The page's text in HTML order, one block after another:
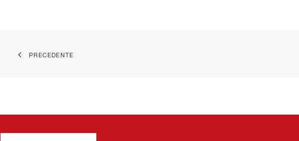
PRECEDENTE